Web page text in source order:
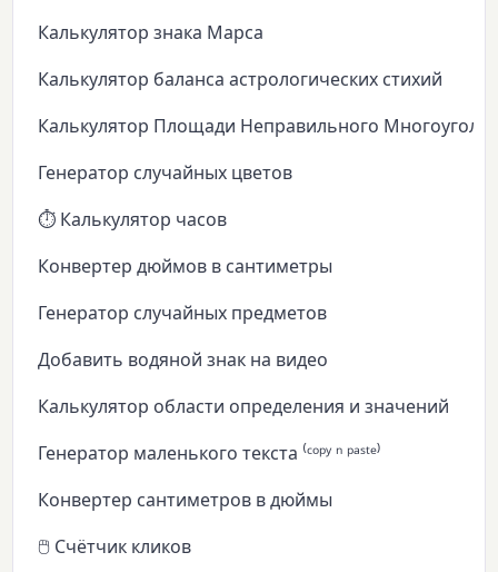
Калькулятор знака Марса
Калькулятор баланса астрологических стихий
Калькулятор Площади Неправильного
Генератор случайных цветов
⏱️ Калькулятор часов
Конвертер дюймов в сантиметры
Генератор случайных предметов
Добавить водяной знак на видео
Калькулятор области определения и значений
Генератор маленького текста ⁽ᶜᵒᵖʸ ⁿ ᵖᵃˢᵗᵉ⁾
Конвертер сантиметров в дюймы
🖱️ Счётчик кликов